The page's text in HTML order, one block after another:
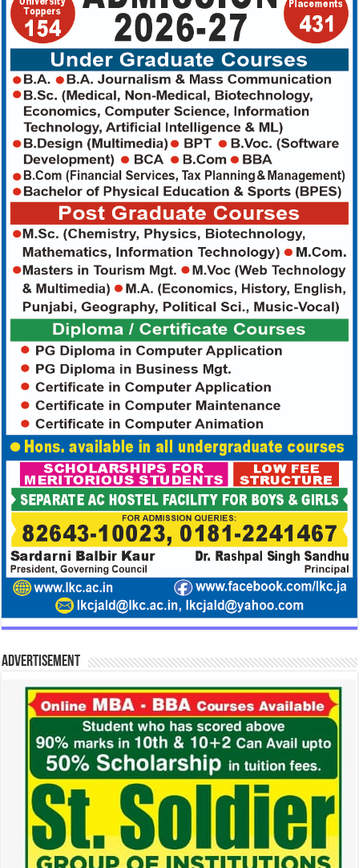
Advertisement